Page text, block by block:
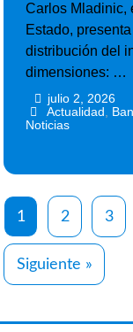
Carlos Mladinic,
Estado,
distribución del
dimensiones: …
julio 2, 2026
Actualidad
Noticias
1 2 3
Siguiente »